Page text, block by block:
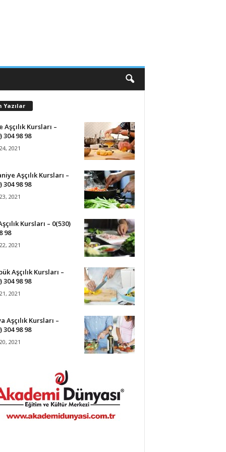
Yazılar
Aşçılık Kursları –
304 98 98
2021
Aşçılık Kursları –
304 98 98
2021
Kursları – 0(530)
98
2021
Aşçılık Kursları –
304 98 98
2021
Aşçılık Kursları –
304 98 98
2021